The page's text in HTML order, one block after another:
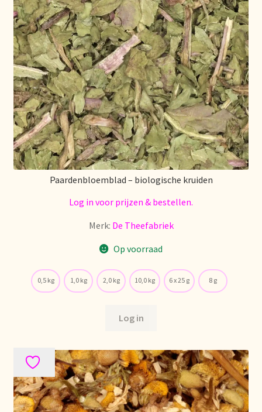
Paardenbloemblad – biologische kruiden
Log in voor prijzen & bestellen.
Merk: De Theefabriek
Op voorraad
0,5 kg 1,0 kg 2,0 kg 10,0 kg 6 x 25 g 8 g
Log in